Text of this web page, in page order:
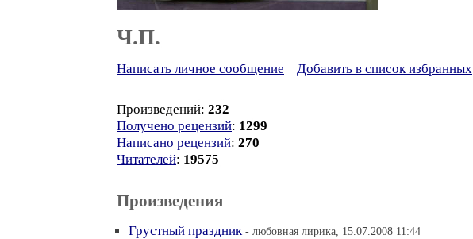
Ч.П.
Написать личное сообщение Добавить в список избранных
Произведений: 232
Получено рецензий: 1299
Написано рецензий: 270
Читателей: 19575
Произведения
Грустный праздник - любовная лирика, 15.07.2008 11:44